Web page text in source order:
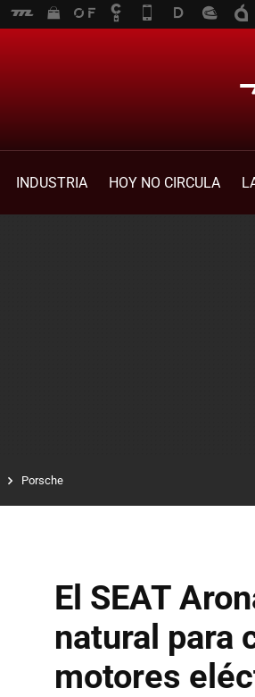
INDUSTRIA HOY NO CIRCULA
Porsche
El SEAT
natural para
motores